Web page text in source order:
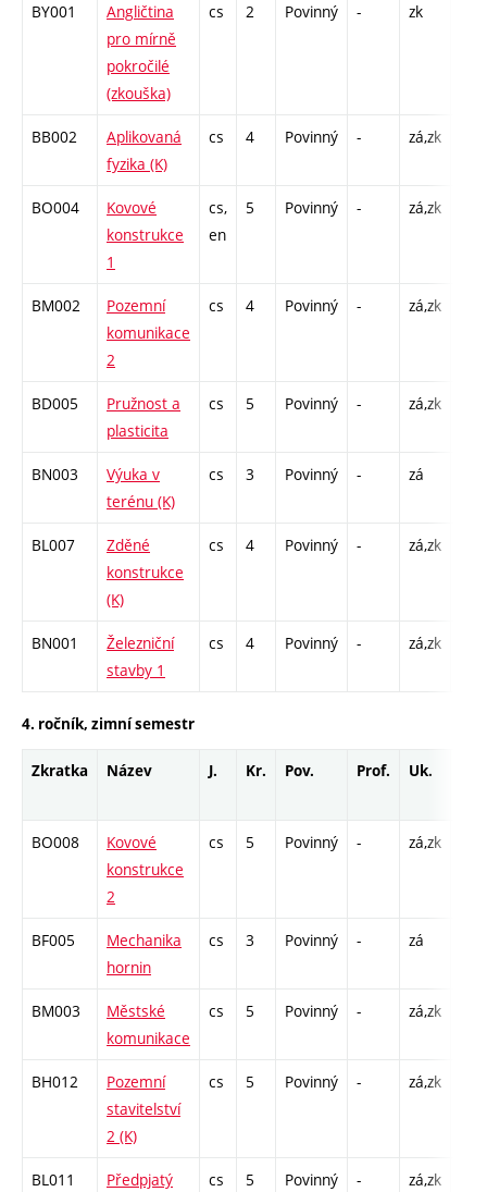
BY001
Angličtina
pro mírně
pokročilé
(zkouška)
cs 2 Povinný - zk
BB002
Aplikovaná
fyzika (K)
cs 4 Povinný - zá,zk
BO004
Kovové
konstrukce
1
cs,
en
5 Povinný - zá,zk
BM002
Pozemní
komunikace
2
cs 4 Povinný - zá,zk
BD005
Pružnost a
plasticita
cs 5 Povinný - zá,zk
BN003
Výuka v
terénu (K)
cs 3 Povinný - zá
BL007
Zděné
konstrukce
(K)
cs 4 Povinný - zá,zk
BN001
Železniční
stavby 1
cs 4 Povinný - zá,zk
4. ročník, zimní semestr
Zkratka Název J. Kr. Pov. Prof. Uk.
BO008
Kovové
konstrukce
2
cs 5 Povinný - zá,zk
BF005
Mechanika
hornin
cs 3 Povinný - zá
BM003
Městské
komunikace
cs 5 Povinný - zá,zk
BH012
Pozemní
stavitelství
2 (K)
cs 5 Povinný - zá,zk
BL011
Předpjatý
cs 5 Povinný - zá,zk